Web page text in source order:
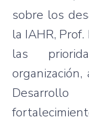
sobre los
la IAHR,
las